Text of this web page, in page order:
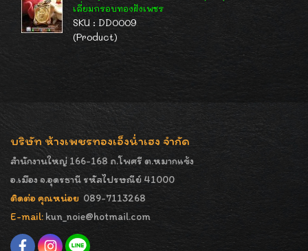
เลี่ยมกรอบทองฝังเพชร
SKU : DD0009
(Product)
บริษัท ห้างเพชรทองเอ็งน่ำเฮง จำกัด
สำนักงานใหญ่ 166-168 ถ.โพศรี ต.หมากแข้ง
อ.เมือง จ.อุดรธานี รหัสไปรษณีย์ 41000
ติดต่อ คุณหน่อย 089-7113268
E-mail: kun_noie@hotmail.com